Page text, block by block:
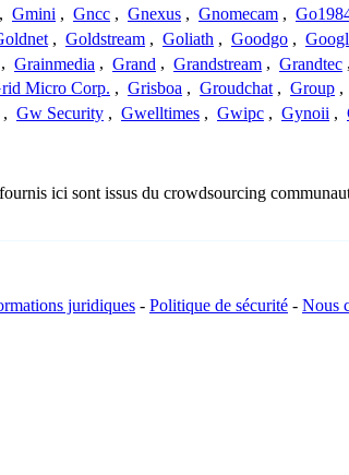
, Gmini , Gncc , Gnexus , Gnomecam ,
, Goldstream , Goliath , Goodgo ,
, Grainmedia , Grand , Grandstream , Grandtec ,
Micro Corp. , Grisboa , Groudchat , Group ,
, Gw Security , Gwelltimes , Gwipc , Gynoii ,
ici sont issus du crowdsourcing
juridiques - Politique de sécurité - Nous